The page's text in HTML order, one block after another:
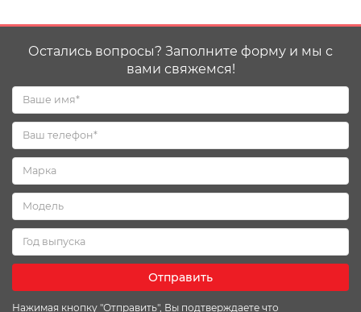
Остались вопросы? Заполните форму и мы с
вами свяжемся!
Отправить
Нажимая кнопку "Отправить", Вы подтверждаете что